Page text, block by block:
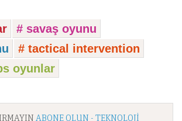
# savaş oyunu
# tactical intervention
oyunlar
ABONE OLUN - TEKNOLOJI